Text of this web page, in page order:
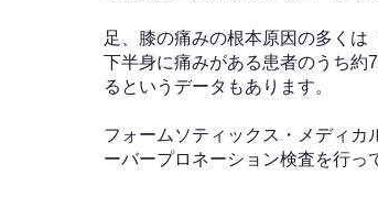
足、膝の痛みの根本原因の多く
下半身に痛みがある患者のうち約
るというデータもあります。
フォームソティックス・メディ
ーバープロネーション検査を行っ